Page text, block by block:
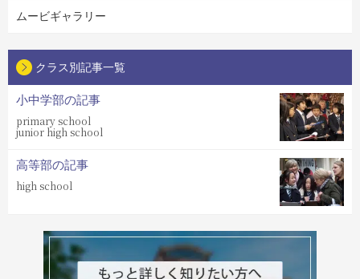
ムービギャラリー
クラス別記事一覧
小中学部の記事
primary school
junior high school
高等部の記事
high school